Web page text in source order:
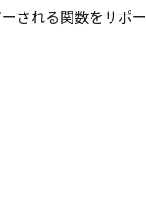
される関数をサポ